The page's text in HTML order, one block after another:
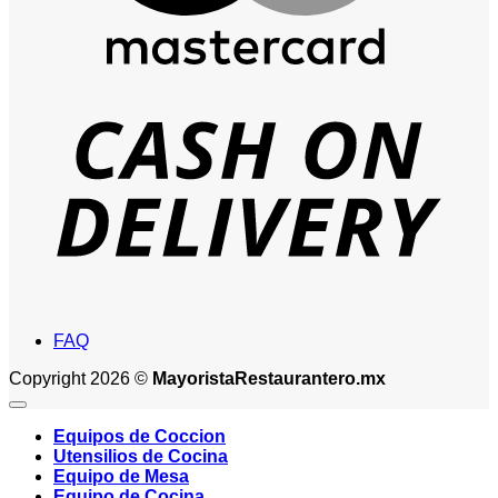
FAQ
Copyright 2026 © MayoristaRestaurantero.mx
Equipos de Coccion
Utensilios de Cocina
Equipo de Mesa